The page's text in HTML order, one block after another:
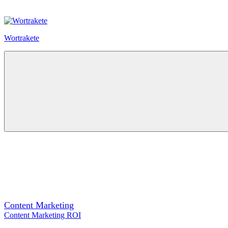
Inhalt
springen
Wortrakete
Content Marketing
Content Marketing ROI